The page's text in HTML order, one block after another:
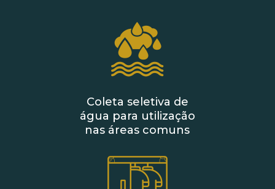
Coleta seletiva de
água para utilização
nas áreas comuns